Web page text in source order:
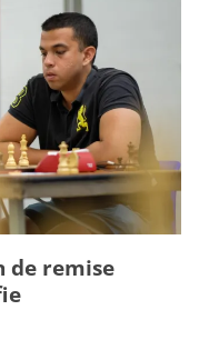
de remise